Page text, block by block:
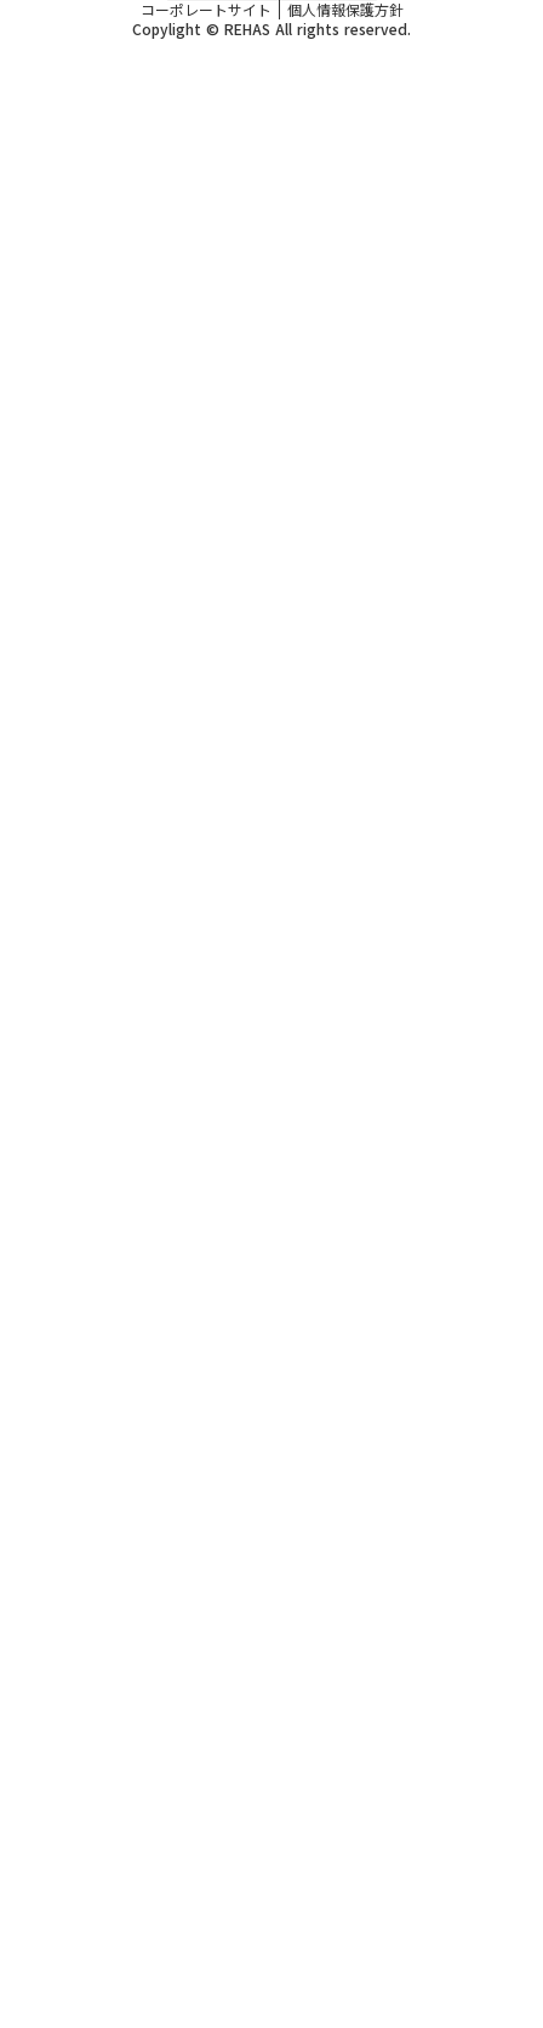
コーポレートサイト
個人情報保護方針
Copylight © REHAS All rights reserved.